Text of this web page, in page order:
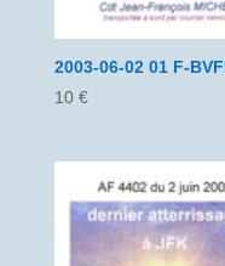
2003-06-02 01 F-
10 €